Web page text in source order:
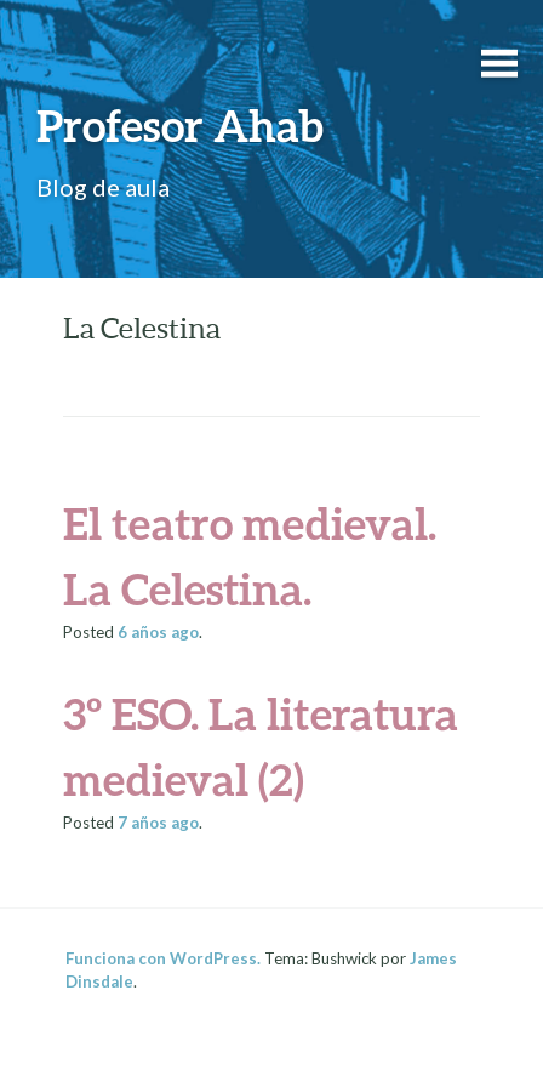
Profesor Ahab
Blog de aula
La Celestina
El teatro medieval.
La Celestina.
Posted 6 años ago.
3º ESO. La literatura
medieval (2)
Posted 7 años ago.
Funciona con WordPress. Tema: Bushwick por James
Dinsdale.